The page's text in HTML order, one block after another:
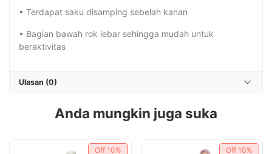
• Terdapat saku disamping sebelah kanan
• Bagian bawah rok lebar sehingga mudah untuk
beraktivitas
Ulasan (0)
Anda mungkin juga suka
Off 10% Off 10%